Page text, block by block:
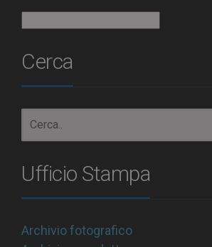
Cerca
Ufficio Stampa
Archivio fotografico